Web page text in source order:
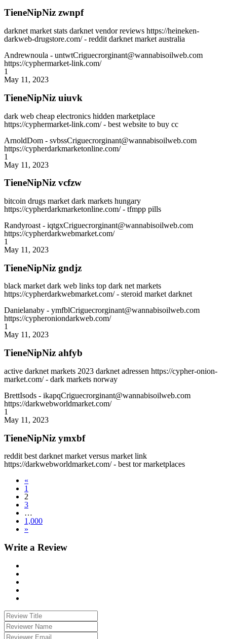
TieneNipNiz zwnpf
darknet market stats darknet vendor reviews https://heineken-
darkweb-drugstore.com/ - reddit darknet market australia
Andrewnoula - untwtCriguecrorginant@wannabisoilweb.com
https://cyphermarket-link.com/
1
May 11, 2023
TieneNipNiz uiuvk
dark web cheap electronics hidden marketplace
https://cyphermarket-link.com/ - best website to buy cc
ArnoldDom - svbssCriguecrorginant@wannabisoilweb.com
https://cypherdarkmarketonline.com/
1
May 11, 2023
TieneNipNiz vcfzw
bitcoin drugs market dark markets hungary
https://cypherdarkmarketonline.com/ - tfmpp pills
Randyroast - iqtgxCriguecrorginant@wannabisoilweb.com
https://cypherdarkwebmarket.com/
1
May 11, 2023
TieneNipNiz gndjz
black market dark web links top dark net markets
https://cypherdarkwebmarket.com/ - steroid market darknet
Danielanaby - ymfblCriguecrorginant@wannabisoilweb.com
https://cypheroniondarkweb.com/
1
May 11, 2023
TieneNipNiz ahfyb
active darknet markets 2023 darknet adressen https://cypher-onion-
market.com/ - dark markets norway
BrettIsods - ikapqCriguecrorginant@wannabisoilweb.com
https://darkwebworldmarket.com/
1
May 11, 2023
TieneNipNiz ymxbf
reddit best darknet market versus market link
https://darkwebworldmarket.com/ - best tor marketplaces
«
1
2
3
…
1,000
»
Write a Review